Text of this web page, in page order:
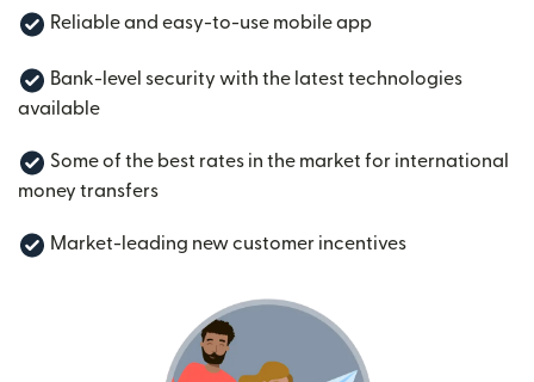
Reliable and easy-to-use mobile app
Bank-level security with the latest technologies
available
Some of the best rates in the market for international
money transfers
Market-leading new customer incentives